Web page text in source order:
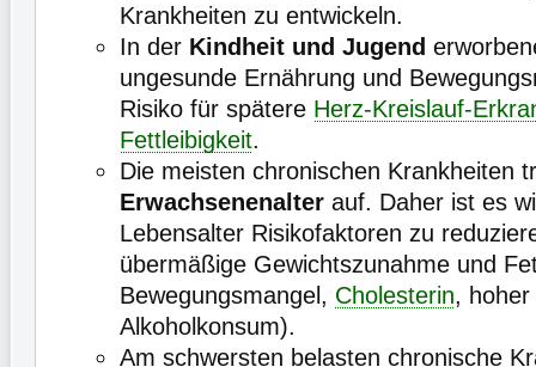
Krankheiten zu entwickeln.
In der Kindheit und Jugend
ungesunde Ernährung und
Risiko für spätere Herz-Kreislauf-
Fettleibigkeit.
Die meisten chronischen Krankheiten
Erwachsenenalter auf. Daher ist es
Lebensalter Risikofaktoren zu
übermäßige Gewichtszunahme und
Bewegungsmangel, Cholesterin,
Alkoholkonsum).
Am schwersten belasten chronische